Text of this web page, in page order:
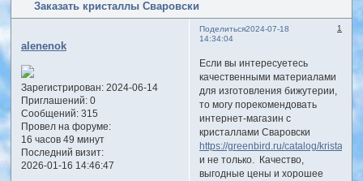
Заказать кристаллы Сваровски
Поделиться 1
2024-07-18
14:34:04
alenenok
Зарегистрирован: 2024-06-14
Приглашений:0
Сообщений:315
Провел на форуме:
16 часов 49 минут
Последний визит:
2026-01-16 14:46:47
Если вы интересуетесь
качественными материалами
для изготовления бижутерии,
то могу порекомендовать
интернет-магазин с
кристаллами Сваровски
https://greenbird.ru/catalog/kristally/
и не только. Качество,
выгодные цены и хорошее